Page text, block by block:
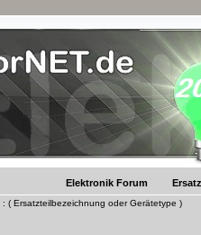
Elektronik Forum
( Ersatzteilbezeichnung oder Gerätetype )